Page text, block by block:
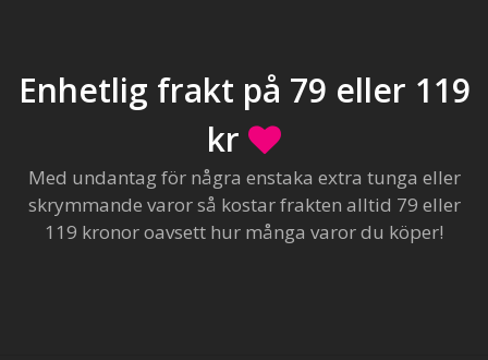
Enhetlig frakt på 79 eller 119
kr
Med undantag för några enstaka extra tunga eller
skrymmande varor så kostar frakten alltid 79 eller
119 kronor oavsett hur många varor du köper!